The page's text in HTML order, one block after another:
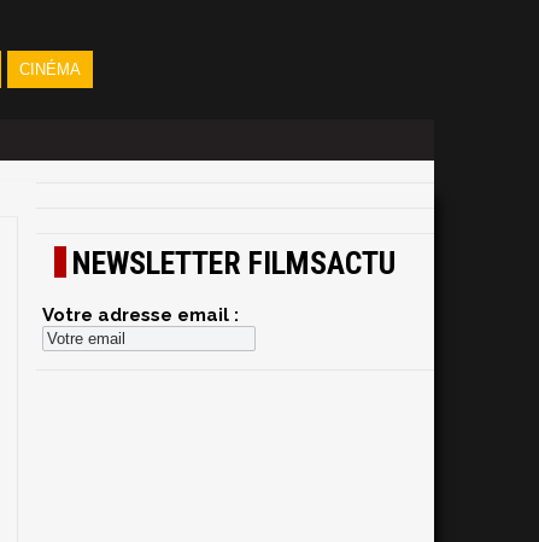
CINÉMA
NEWSLETTER FILMSACTU
Votre adresse email :